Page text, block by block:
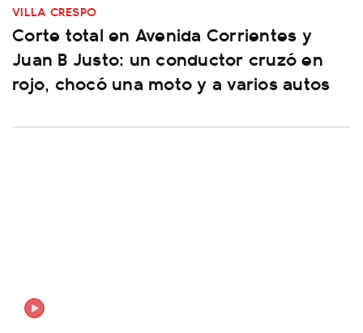
VILLA CRESPO
Corte total en Avenida Corrientes y
Juan B Justo: un conductor cruzó en
rojo, chocó una moto y a varios autos